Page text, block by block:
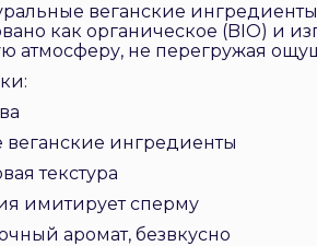
веганские
как органическое (BIO) и
атмосферу, не перегружая
веганские ингредиенты
текстура
имитирует сперму
аромат, безвкусно